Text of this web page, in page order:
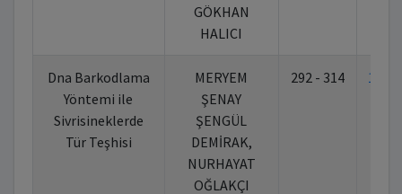
GÖKHAN
HALICI
Dna Barkodlama
Yöntemi ile
Sivrisineklerde
Tür Teşhisi
MERYEM
ŞENAY
ŞENGÜL
DEMİRAK,
NURHAYAT
OĞLAKÇI
292 - 314